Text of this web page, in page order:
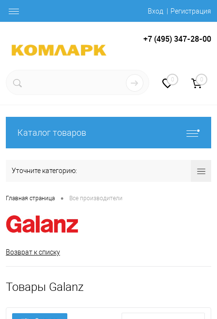
Вход Регистрация
+7 (495) 347-28-00
0 0
Каталог товаров
Уточните категорию:
Главная страница • Все производители
Возврат к списку
Товары Galanz